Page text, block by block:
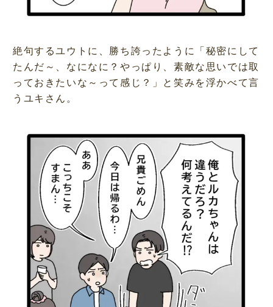
絶句するユウトに、勝ち誇ったように「秘密にして
たんだ～、なになに？やっぱり、素敵な思いでは取
っておきたいな～って感じ？」と笑みを浮かべて言
うユキさん。